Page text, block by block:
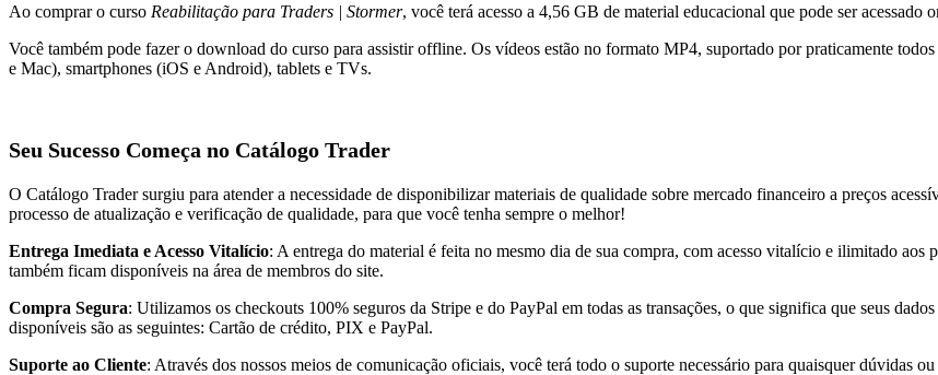
Ao comprar o curso Reabilitação para Traders | Stormer, você terá acesso a 4,56 GB de material educacional que pode ser
Você também pode fazer o download do curso para assistir offline. Os vídeos estão no formato MP4, suportado por praticamente
e Mac), smartphones (iOS e Android), tablets e TVs.
Seu Sucesso Começa no Catálogo Trader
O Catálogo Trader surgiu para atender a necessidade de disponibilizar materiais de qualidade sobre mercado financeiro a preços
processo de atualização e verificação de qualidade, para que você tenha sempre o melhor!
Entrega Imediata e Acesso Vitalício: A entrega do material é feita no mesmo dia de sua compra, com acesso vitalício e ilimitado
também ficam disponíveis na área de membros do site.
Compra Segura: Utilizamos os checkouts 100% seguros da Stripe e do PayPal em todas as transações, o que significa que seus
disponíveis são as seguintes: Cartão de crédito, PIX e PayPal.
Suporte ao Cliente: Através dos nossos meios de comunicação oficiais, você terá todo o suporte necessário para quaisquer dúvidas